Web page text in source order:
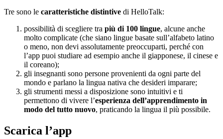
Tre sono le caratteristiche distintive di HelloTalk:
possibilità di scegliere tra più di 100 lingue, alcune anche
molto complicate (che siano lingue basate sull’alfabeto latino
o meno, non devi assolutamente preoccuparti, perché con
l’app puoi studiare ad esempio anche il giapponese, il cinese e
il coreano);
gli insegnanti sono persone provenienti da ogni parte del
mondo e parlano la lingua nativa che desideri imparare;
gli strumenti messi a disposizione sono intuitivi e ti
permettono di vivere l’esperienza dell’apprendimento in
modo del tutto nuovo, praticando la lingua il più possibile.
Scarica l’app